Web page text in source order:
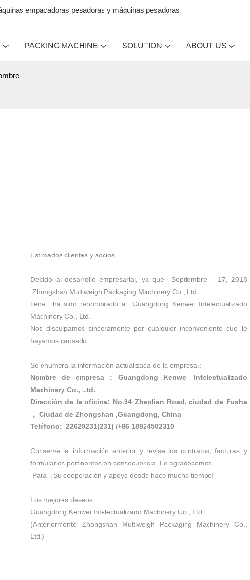
empacadoras pesadoras y máquinas pesadoras
PACKING MACHINE SOLUTION ABOUT US
Estimados clientes y socios,
Debido al desarrollo empresarial, ya que Septiembre
17, 2018
.Zhongshan Multiweigh Packaging Machinery Co., Ltd
tiene
ha sido renombrado a
Guangdong Kenwei Intelectualizado
Machinery Co., Ltd.
Nos disculpamos sinceramente por cualquier inconveniente que le
hayamos causado.
Se enumera la información actualizada de la empresa.:
Nombre de empresa : Guangdong Kenwei Intelectualizado
Machinery Co., Ltd.
Dirección de la oficina: No.34 Zhenlian Road, ciudad de Fusha
，Ciudad de Zhongshan ,Guangdong, China
Teléfono: 22629231(231)/+86 18924502310
Conserve la información anterior y revise los contratos, facturas y
formularios pertinentes en consecuencia. Le agradecemos
Para
¡Su cooperación y apoyo desde hace mucho tiempo!
Los mejores deseos,
Guangdong Kenwei Intelectualizado Machinery Co., Ltd.
(Anteriormente Zhongshan Multiweigh Packaging Machinery Co.,
Ltd.)